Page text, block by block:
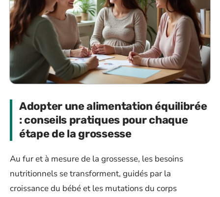
Adopter une alimentation équilibrée
: conseils pratiques pour chaque
étape de la grossesse
Au fur et à mesure de la grossesse, les besoins
nutritionnels se transforment, guidés par la
croissance du bébé et les mutations du corps